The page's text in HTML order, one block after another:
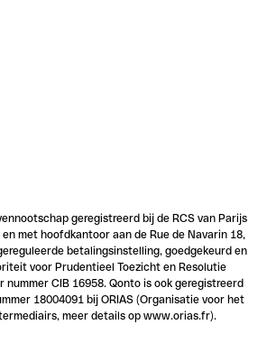
geregistreerd bij de RCS van Parijs
met hoofdkantoor aan de Rue de Navarin 18,
betalingsinstelling, goedgekeurd en
voor Prudentieel Toezicht en Resolutie
nummer CIB 16958. Qonto is ook geregistreerd
18004091 bij ORIAS (Organisatie voor het
meer details op www.orias.fr).